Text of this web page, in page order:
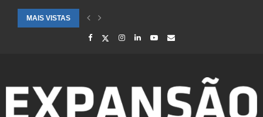
MAIS VISTAS
CIDADES ATENDIDAS PELO SEBRAE RS SÃO DESTAQUE EM